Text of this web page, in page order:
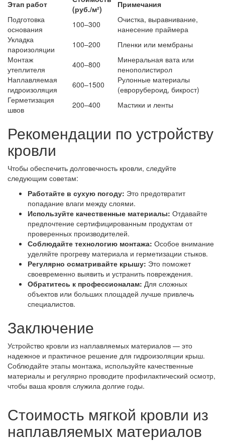
Этап работ
(руб./м²)
Примечания
Подготовка
основания
100–300
Очистка, выравнивание,
нанесение праймера
Укладка
пароизоляции
100–200
Пленки или мембраны
Монтаж
утеплителя
400–800
Минеральная вата или
пенополистирол
Наплавляемая
гидроизоляция
600–1500
Рулонные материалы
(еврорубероид, бикрост)
Герметизация
швов
200–400 Мастики и ленты
Рекомендации по устройству
кровли
Чтобы обеспечить долговечность кровли, следуйте
следующим советам:
Работайте в сухую погоду: Это предотвратит
попадание влаги между слоями.
Используйте качественные материалы: Отдавайте
предпочтение сертифицированным продуктам от
проверенных производителей.
Соблюдайте технологию монтажа: Особое внимание
уделяйте прогреву материала и герметизации стыков.
Регулярно осматривайте крышу: Это поможет
своевременно выявить и устранить повреждения.
Обратитесь к профессионалам: Для сложных
объектов или больших площадей лучше привлечь
специалистов.
Заключение
Устройство кровли из наплавляемых материалов — это
надежное и практичное решение для гидроизоляции крыш.
Соблюдайте этапы монтажа, используйте качественные
материалы и регулярно проводите профилактический осмотр,
чтобы ваша кровля служила долгие годы.
Стоимость мягкой кровли из
наплавляемых материалов